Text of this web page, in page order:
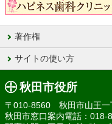
著作権
サイトの使い方
秋田市役所
〒010-8560 秋田市山王一
秋田市窓口案内電話：